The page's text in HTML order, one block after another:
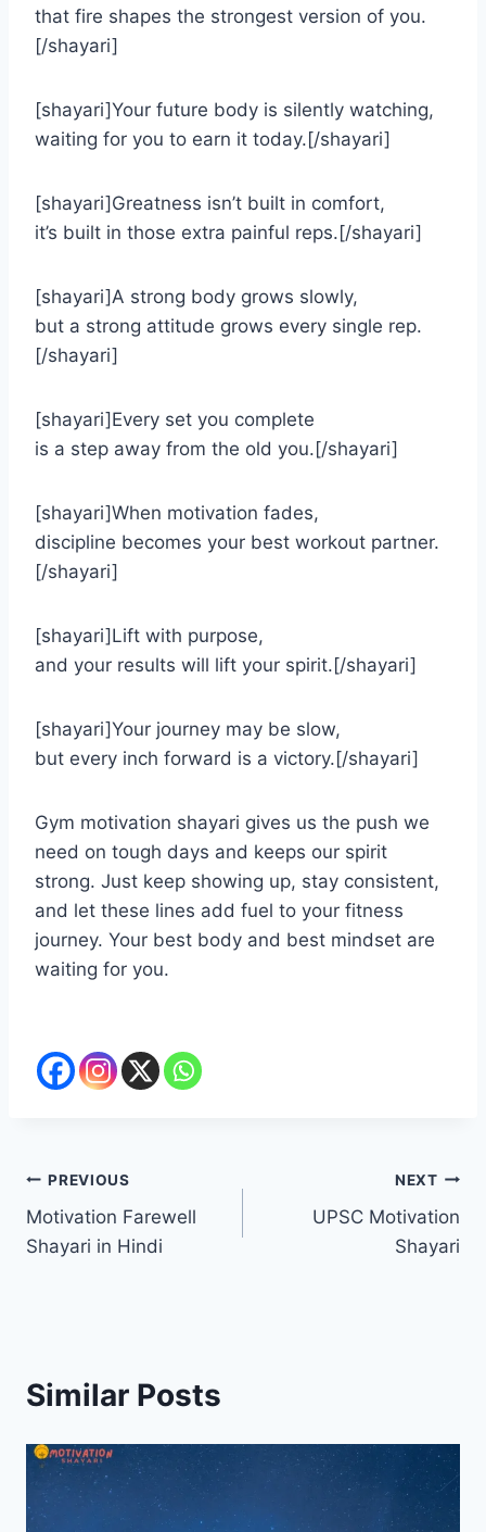
that fire shapes the strongest version of you.
[/shayari]
[shayari]Your future body is silently watching,
waiting for you to earn it today.[/shayari]
[shayari]Greatness isn’t built in comfort,
it’s built in those extra painful reps.[/shayari]
[shayari]A strong body grows slowly,
but a strong attitude grows every single rep.
[/shayari]
[shayari]Every set you complete
is a step away from the old you.[/shayari]
[shayari]When motivation fades,
discipline becomes your best workout partner.
[/shayari]
[shayari]Lift with purpose,
and your results will lift your spirit.[/shayari]
[shayari]Your journey may be slow,
but every inch forward is a victory.[/shayari]
Gym motivation shayari gives us the push we
need on tough days and keeps our spirit
strong. Just keep showing up, stay consistent,
and let these lines add fuel to your fitness
journey. Your best body and best mindset are
waiting for you.
Post
navigation
PREVIOUS
Motivation Farewell
Shayari in Hindi
NEXT
UPSC Motivation
Shayari
Similar Posts